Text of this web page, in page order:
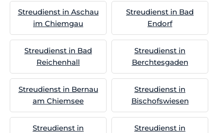
Streudienst in Aschau
im Chiemgau
Streudienst in Bad
Endorf
Streudienst in Bad
Reichenhall
Streudienst in
Berchtesgaden
Streudienst in Bernau
am Chiemsee
Streudienst in
Bischofswiesen
Streudienst in
Streudienst in